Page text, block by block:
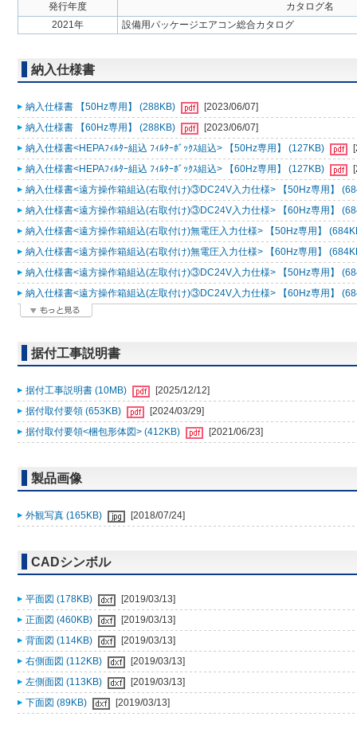
発行年度
カタログ名
2021年
設備用パッケージエアコン総合カタログ
納入仕様書
納入仕様書 【50Hz専用】 (288KB)
[2023/06/07]
納入仕様書 【60Hz専用】 (288KB)
[2023/06/07]
納入仕様書<HEPAﾌｨﾙﾀｰ組込 ﾌｨﾙﾀｰﾎﾞｯｸｽ組込> 【50Hz専用】 (127KB)
納入仕様書<HEPAﾌｨﾙﾀｰ組込 ﾌｨﾙﾀｰﾎﾞｯｸｽ組込> 【60Hz専用】 (127KB)
納入仕様書<遠方操作箱組込(右取付け)③DC24V入力仕様> 【50Hz専用】
納入仕様書<遠方操作箱組込(右取付け)③DC24V入力仕様> 【60Hz専用】
納入仕様書<遠方操作箱組込(右取付け)無電圧入力仕様> 【50Hz専用】
納入仕様書<遠方操作箱組込(右取付け)無電圧入力仕様> 【60Hz専用】
納入仕様書<遠方操作箱組込(左取付け)③DC24V入力仕様> 【50Hz専用】
納入仕様書<遠方操作箱組込(左取付け)③DC24V入力仕様> 【60Hz専用】
据付工事説明書
据付工事説明書 (10MB)
[2025/12/12]
据付取付要領 (653KB)
[2024/03/29]
据付取付要領<梱包形体図> (412KB)
[2021/06/23]
製品画像
外観写真 (165KB) [2018/07/24]
CADシンボル
平面図 (178KB)
[2019/03/13]
正面図 (460KB)
[2019/03/13]
背面図 (114KB)
[2019/03/13]
右側面図 (112KB)
[2019/03/13]
左側面図 (113KB)
[2019/03/13]
下面図 (89KB)
[2019/03/13]